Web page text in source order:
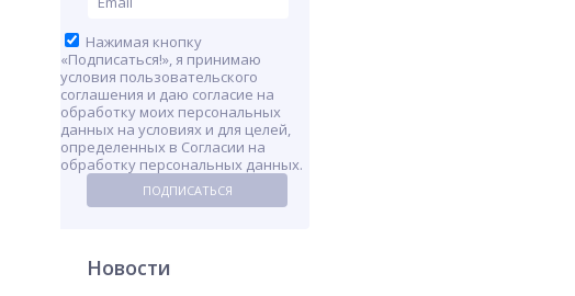
Нажимая кнопку
«Подписаться!», я принимаю
условия пользовательского
соглашения и даю согласие на
обработку моих персональных
данных на условиях и для целей,
определенных в Согласии на
обработку персональных данных.
ПОДПИСАТЬСЯ
Новости